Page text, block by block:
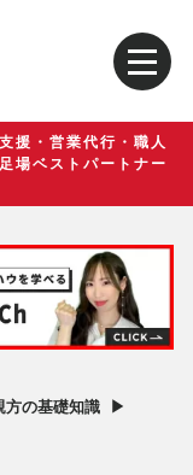
援・営業代行・職人
場ベストパートナー
方の基礎知識 ▶︎